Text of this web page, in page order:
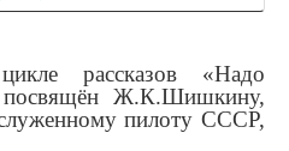
рассказов «Надо
посвящён Ж.К.Шишкину,
пилоту СССР,